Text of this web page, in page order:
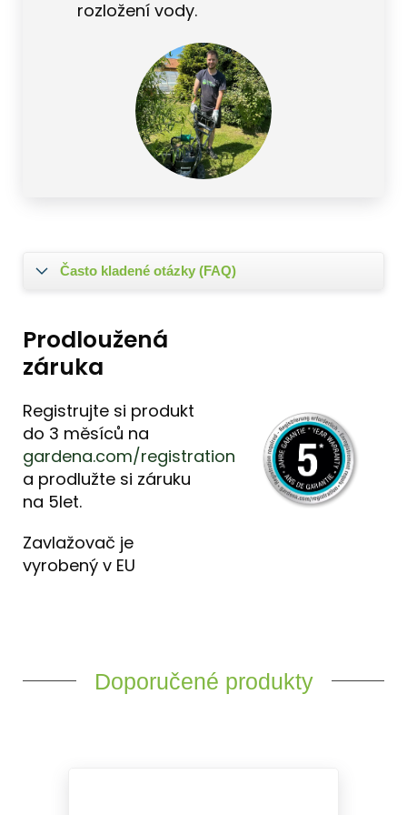
rozložení vody.
Často kladené otázky (FAQ)
Prodloužená
záruka
Registrujte si produkt
do 3 měsíců na
gardena.com/registration
a prodlužte si záruku
na 5let.
Zavlažovač je
vyrobený v EU
Doporučené produkty